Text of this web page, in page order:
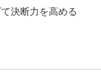
決断力を高める